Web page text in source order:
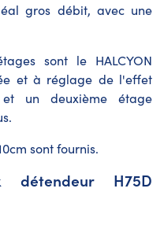
gros débit, avec une
sont le HALCYON
et à réglage de l'effet
un deuxième étage
sont fournis.
détendeur H75D